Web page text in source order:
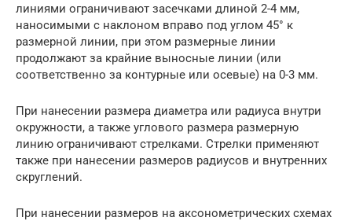
линиями ограничивают засечками длиной 2-4 мм,
наносимыми с наклоном вправо под углом 45° к
размерной линии, при этом размерные линии
продолжают за крайние выносные линии (или
соответственно за контурные или осевые) на 0-3 мм.
При нанесении размера диаметра или радиуса внутри
окружности, а также углового размера размерную
линию ограничивают стрелками. Стрелки применяют
также при нанесении размеров радиусов и внутренних
скруглений.
При нанесении размеров на аксонометрических схемах